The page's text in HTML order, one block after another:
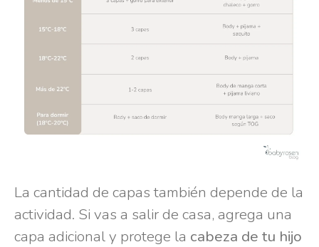
La cantidad de capas también depende de la
actividad. Si vas a salir de casa, agrega una
capa adicional y protege la cabeza de tu hijo